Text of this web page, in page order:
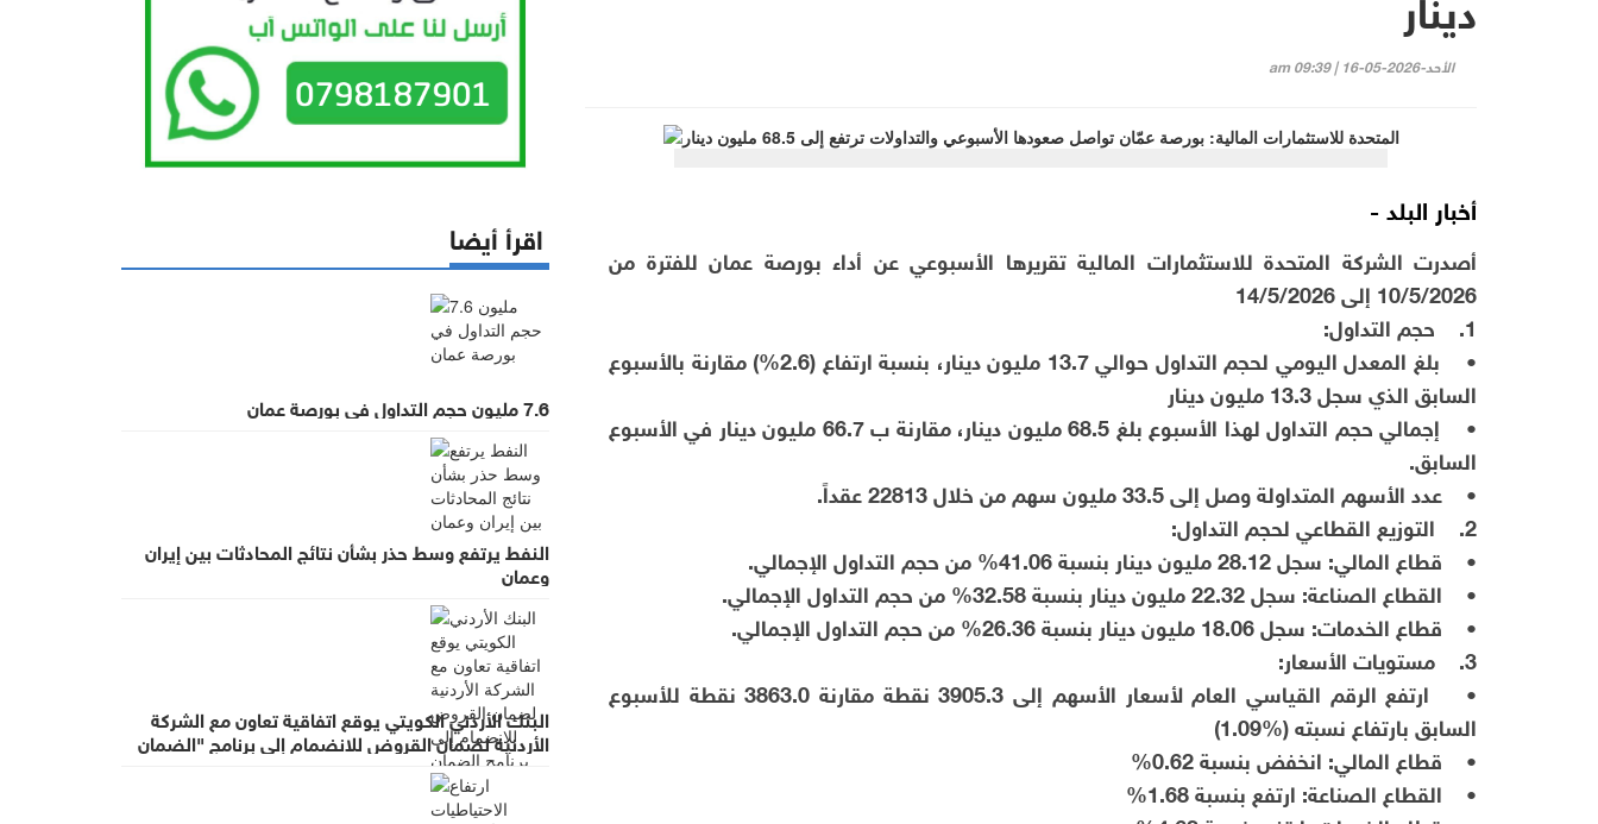
الأحد-2026-05-16 | 09:39 am
أخبار البلد -
أصدرت الشركة المتحدة للاستثمارات المالية تقريرها الأسبوعي عن أداء بورصة عمان للفترة من
10/5/2026 إلى 14/5/2026
1. حجم التداول:
• بلغ المعدل اليومي لحجم التداول حوالي 13.7 مليون دينار، بنسبة ارتفاع (2.6%) مقارنة بالأسبوع
السابق الذي سجل 13.3 مليون دينار
• إجمالي حجم التداول لهذا الأسبوع بلغ 68.5 مليون دينار، مقارنة ب 66.7 مليون دينار في الأسبوع
السابق.
• عدد الأسهم المتداولة وصل إلى 33.5 مليون سهم من خلال 22813 عقداً.
2. التوزيع القطاعي لحجم التداول:
• قطاع المالي: سجل 28.12 مليون دينار بنسبة 41.06% من حجم التداول الإجمالي.
• القطاع الصناعة: سجل 22.32 مليون دينار بنسبة 32.58% من حجم التداول الإجمالي.
• قطاع الخدمات: سجل 18.06 مليون دينار بنسبة 26.36% من حجم التداول الإجمالي.
3. مستويات الأسعار:
• ارتفع الرقم القياسي العام لأسعار الأسهم إلى 3905.3 نقطة مقارنة 3863.0 نقطة للأسبوع
السابق بارتفاع نسبته (%1.09)
• قطاع المالي: انخفض بنسبة 0.62%
• القطاع الصناعة: ارتفع بنسبة 1.68%
اقرأ أيضا
7.6 مليون حجم التداول في بورصة عمان
النفط يرتفع وسط حذر بشأن نتائج المحادثات بين إيران
وعمان
البنك الأردني الكويتي يوقع اتفاقية تعاون مع الشركة
الأردنية لضمان القروض للانضمام إلى برنامج "الضمان
من أجل التوظيف"